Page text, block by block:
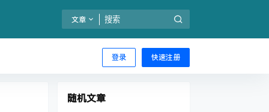
文章
登录 快速注册
随机文章